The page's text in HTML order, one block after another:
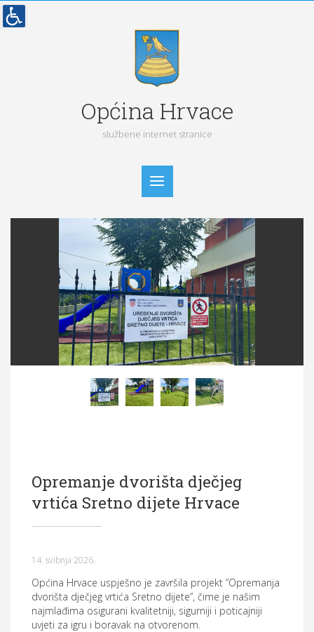
Općina Hrvace
službene internet stranice
Obavijesti
Općina Hrvace
Općinska tijela
Opremanje dvorišta dječjeg
vrtića Sretno dijete Hrvace
14. svibnja 2026.
Općina Hrvace uspješno je završila projekt ”Opremanja
dvorišta dječjeg vrtića Sretno dijete”, čime je našim
najmlađima osigurani kvalitetniji, sigurniji i poticajniji
uvjeti za igru i boravak na otvorenom.